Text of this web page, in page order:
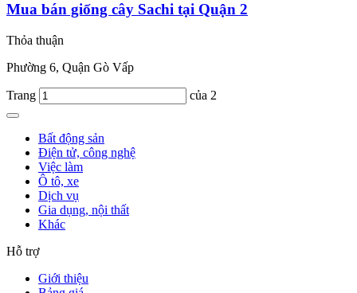
Mua bán giống cây Sachi tại Quận 2
Thỏa thuận
Phường 6, Quận Gò Vấp
Trang của 2
Bất động sản
Điện tử, công nghệ
Việc làm
Ô tô, xe
Dịch vụ
Gia dụng, nội thất
Khác
Hỗ trợ
Giới thiệu